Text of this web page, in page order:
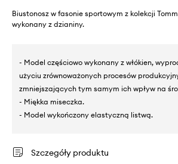
Biustonosz w fasonie sportowym z kolekcji
wykonany z dzianiny.
- Model częściowo wykonany z włókien,
użyciu zrównoważonych procesów
zmniejszających tym samym ich wpływ na
- Miękka miseczka.
- Model wykończony elastyczną listwą.
Szczegóły produktu